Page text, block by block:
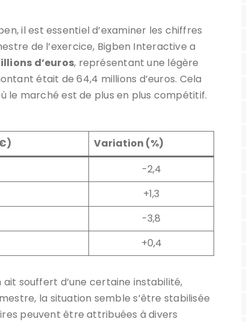
il est essentiel d’examiner les chiffres
de l’exercice, Bigben Interactive a
d’euros, représentant une légère
était de 64,4 millions d’euros. Cela
le marché est de plus en plus compétitif.
Variation (%)
-2,4
+1,3
-3,8
+0,4
ait souffert d’une certaine instabilité,
la situation semble s’être stabilisée
peuvent être attribuées à divers